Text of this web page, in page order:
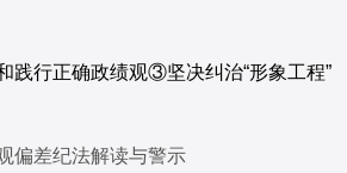
践行正确政绩观③坚决纠治“形象工程”
偏差纪法解读与警示